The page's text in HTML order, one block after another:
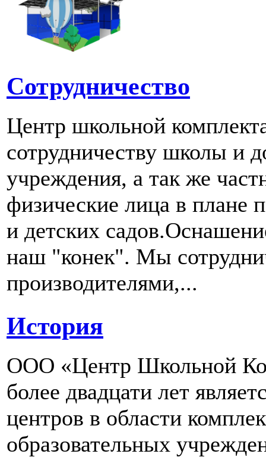
Сотрудничество
Центр школьной
сотрудничеству школы и
учреждения, а так же
физические лица в плане
и детских
наш "конек". Мы
производителями,...
История
ООО «Центр Школьной
более двадцати лет
центров в области
образовательных